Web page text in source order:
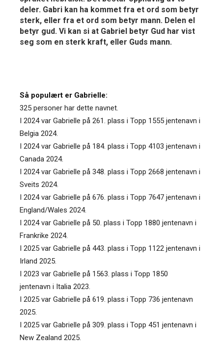
deler. Gabri kan ha kommet fra et ord som betyr
sterk, eller fra et ord som betyr mann. Delen el
betyr gud. Vi kan si at Gabriel betyr Gud har vist
seg som en sterk kraft, eller Guds mann.
Så populært er Gabrielle:
325 personer har dette navnet.
I 2024 var Gabrielle på 261. plass i Topp 1555 jentenavn i
Belgia 2024.
I 2024 var Gabrielle på 184. plass i Topp 4103 jentenavn i
Canada 2024.
I 2024 var Gabrielle på 348. plass i Topp 2668 jentenavn i
Sveits 2024.
I 2024 var Gabrielle på 676. plass i Topp 7647 jentenavn i
England/Wales 2024.
I 2024 var Gabrielle på 50. plass i Topp 1880 jentenavn i
Frankrike 2024.
I 2025 var Gabrielle på 443. plass i Topp 1122 jentenavn i
Irland 2025.
I 2023 var Gabrielle på 1563. plass i Topp 1850
jentenavn i Italia 2023.
I 2025 var Gabrielle på 619. plass i Topp 736 jentenavn
2025.
I 2025 var Gabrielle på 309. plass i Topp 451 jentenavn i
New Zealand 2025.